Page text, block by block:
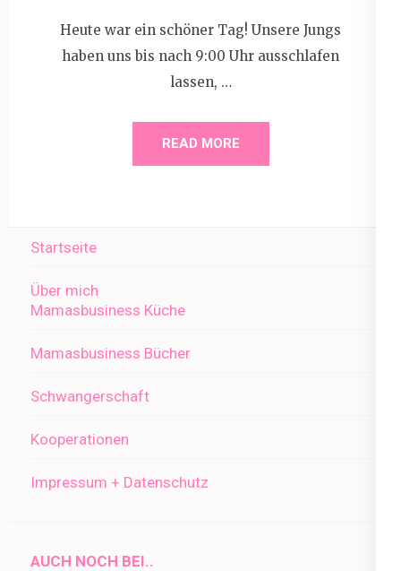
Heute war ein schöner Tag! Unsere Jungs
haben uns bis nach 9:00 Uhr ausschlafen
lassen, …
READ MORE
Startseite
Über mich
Mamasbusiness Küche
Mamasbusiness Bücher
Schwangerschaft
Kooperationen
Impressum + Datenschutz
AUCH NOCH BEI..